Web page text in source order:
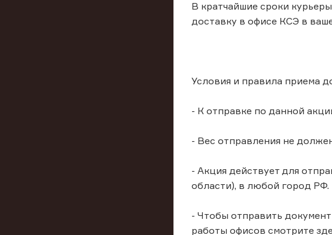
В кратчайшие сроки
доставку в офисе КСЭ в
Условия и правила приема
- К отправке по данной
- Вес отправления не
- Акция действует для
области), в любой город
- Чтобы отправить
работы офисов смотрите